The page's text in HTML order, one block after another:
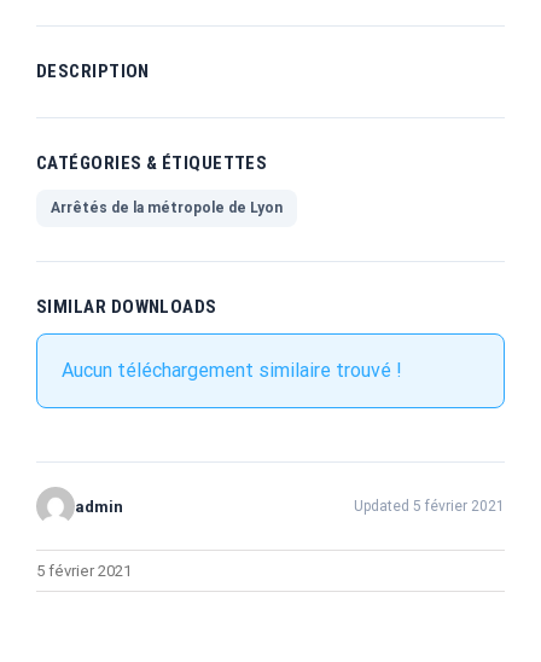
DESCRIPTION
CATÉGORIES & ÉTIQUETTES
Arrêtés de la métropole de Lyon
SIMILAR DOWNLOADS
Aucun téléchargement similaire trouvé !
admin Updated 5 février 2021
5 février 2021